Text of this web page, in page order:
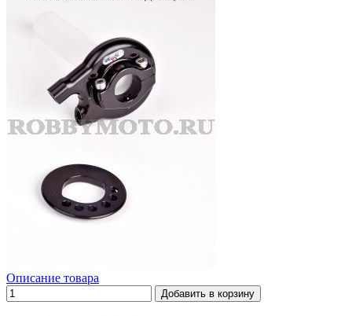
Описание товара